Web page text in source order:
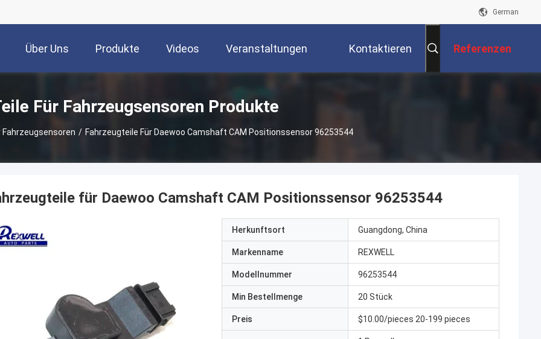
German
Über Uns Produkte Videos Veranstaltungen Kontaktieren Referenzen
Für Fahrzeugsensoren Produkte
Fahrzeugsensoren / Fahrzeugteile Für Daewoo Camshaft CAM Positionssensor 96253544
für Daewoo Camshaft CAM Positionssensor 96253544
Herkunftsort Guangdong, China
Markenname REXWELL
Modellnummer 96253544
Min Bestellmenge 20 Stück
Preis $10.00/pieces 20-199 pieces